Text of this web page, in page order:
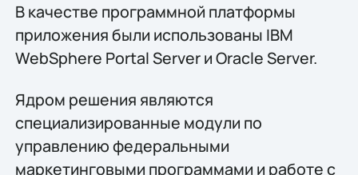
В качестве программной платформы
приложения были использованы IBM
WebSphere Portal Server и Oracle Server.
Ядром решения являются
специализированные модули по
управлению федеральными
маркетинговыми программами и работе с